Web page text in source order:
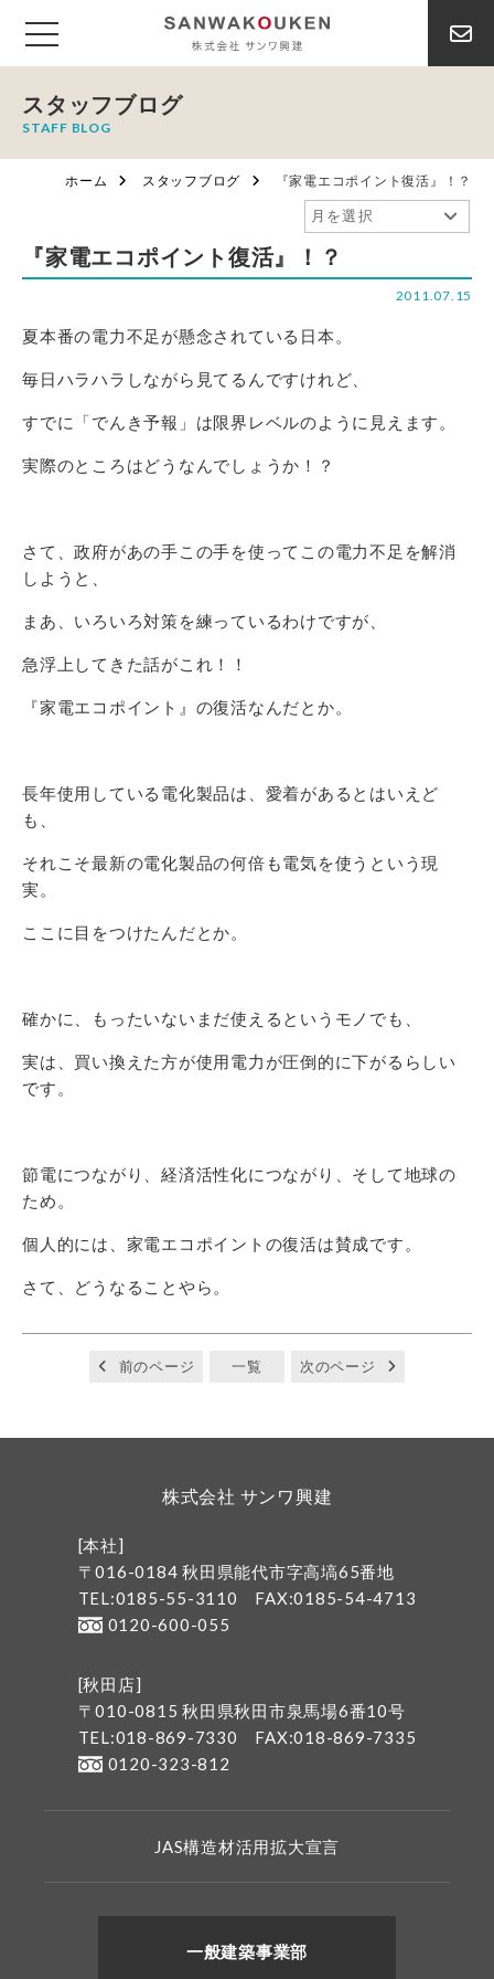
スタッフブログ
STAFF BLOG
ホーム スタッフブログ 『家電エコポイント復活』！？
『家電エコポイント復活』！？
2011.07.15
夏本番の電力不足が懸念されている日本。
毎日ハラハラしながら見てるんですけれど、
すでに「でんき予報」は限界レベルのように見えます。
実際のところはどうなんでしょうか！？
さて、政府があの手この手を使ってこの電力不足を解消
しようと、
まあ、いろいろ対策を練っているわけですが、
急浮上してきた話がこれ！！
『家電エコポイント』の復活なんだとか。
長年使用している電化製品は、愛着があるとはいえど
も、
それこそ最新の電化製品の何倍も電気を使うという現
実。
ここに目をつけたんだとか。
確かに、もったいないまだ使えるというモノでも、
実は、買い換えた方が使用電力が圧倒的に下がるらしい
です。
節電につながり、経済活性化につながり、そして地球の
ため。
個人的には、家電エコポイントの復活は賛成です。
さて、どうなることやら。
前のページ 一覧 次のページ
株式会社 サンワ興建
[本社]
〒016-0184 秋田県能代市字高塙65番地
TEL:0185-55-3110
FAX:0185-54-4713
0120-600-055
[秋田店]
〒010-0815 秋田県秋田市泉馬場6番10号
TEL:018-869-7330
FAX:018-869-7335
0120-323-812
JAS構造材活用拡大宣言
一般建築事業部